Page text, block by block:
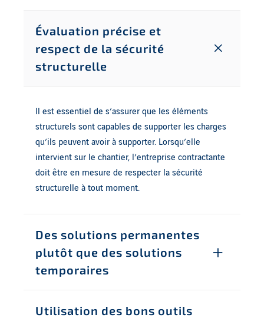
Évaluation précise et
respect de la sécurité
structurelle
Il est essentiel de s’assurer que les éléments
structurels sont capables de supporter les charges
qu’ils peuvent avoir à supporter. Lorsqu’elle
intervient sur le chantier, l’entreprise contractante
doit être en mesure de respecter la sécurité
structurelle à tout moment.
Des solutions permanentes
plutôt que des solutions
temporaires
Utilisation des bons outils